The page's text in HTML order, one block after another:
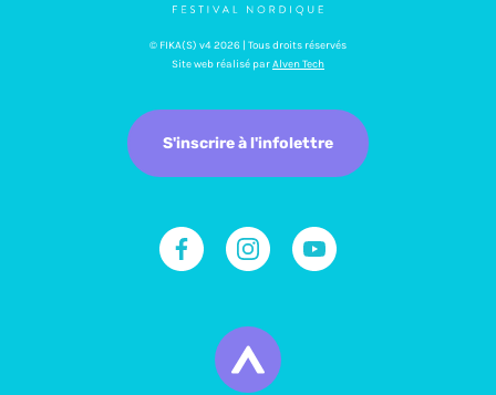
© FIKA(S) v4 2026 | Tous droits réservés
Site web réalisé parAlven Tech
S'inscrire à l'infolettre